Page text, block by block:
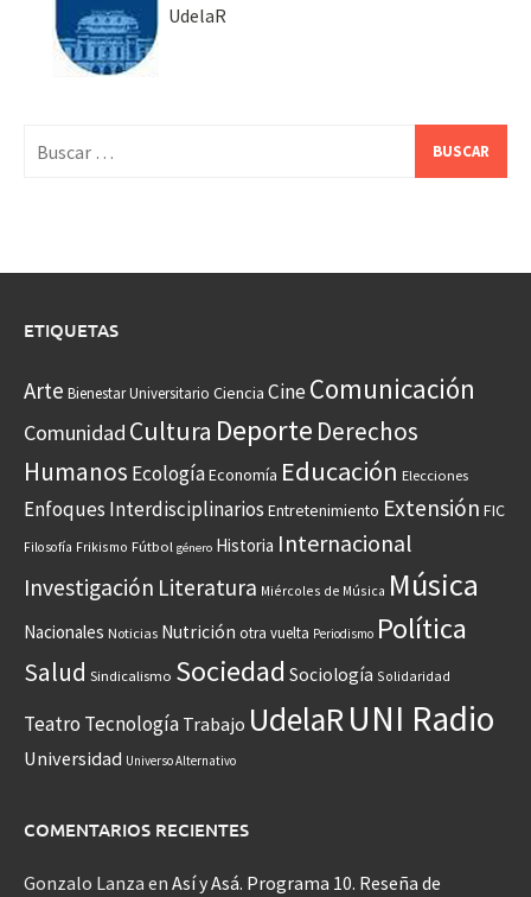
UdelaR
ETIQUETAS
Arte Bienestar Universitario Ciencia CineComunicación
Comunidad Cultura Deporte Derechos
Humanos EcologíaEconomía Educación Elecciones
Enfoques Interdisciplinarios Entretenimiento Extensión FIC
Filosofía Frikismo Fútbol género Historia Internacional
Investigación Literatura Miércoles de Música Música
Nacionales Noticias Nutrición otra vuelta Periodismo Política
Salud Sindicalismo Sociedad Sociología Solidaridad
Teatro Tecnología Trabajo UdelaRUNI Radio
Universidad Universo Alternativo
COMENTARIOS RECIENTES
Gonzalo Lanza en Así y Asá. Programa 10. Reseña de